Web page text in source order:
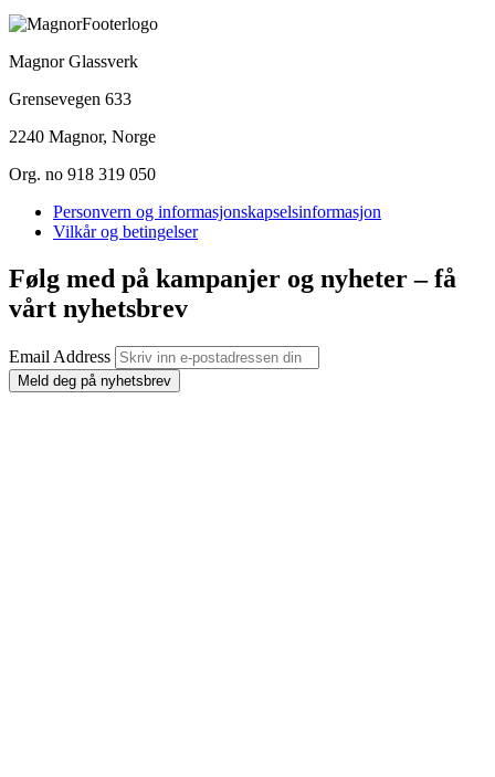
Magnor Glassverk
Grensevegen 633
2240 Magnor, Norge
Org. no 918 319 050
Personvern og informasjonskapselsinformasjon
Vilkår og betingelser
Følg med på kampanjer og nyheter – få
vårt nyhetsbrev
Email Address
Meld deg på nyhetsbrev